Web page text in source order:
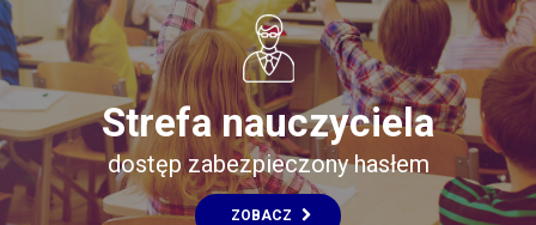
Strefa nauczyciela
dostęp zabezpieczony hasłem
ZOBACZ